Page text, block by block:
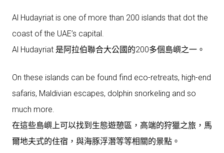
Al Hudayriat is one of more than 200 islands that dot the
coast of the UAE’s capital.
Al Hudayriat 是阿拉伯聯合大公國的200多個島嶼之一。
On these islands can be found find eco-retreats, high-end
safaris, Maldivian escapes, dolphin snorkeling and so
much more.
在這些島嶼上可以找到生態遊憩區，高端的狩獵之旅，馬
爾地夫式的住宿，與海豚浮潛等等相關的景點。